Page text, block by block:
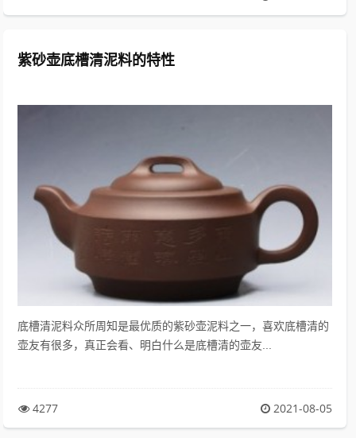
紫砂壶底槽清泥料的特性
底槽清泥料众所周知是最优质的紫砂壶泥料之一，喜欢底槽清的
壶友有很多，真正会看、明白什么是底槽清的壶友...
4277 2021-08-05